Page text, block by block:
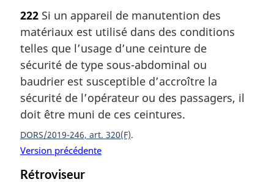
222 Si un appareil de manutention des
matériaux est utilisé dans des conditions
telles que l’usage d’une ceinture de
sécurité de type sous-abdominal ou
baudrier est susceptible d’accroître la
sécurité de l’opérateur ou des passagers, il
doit être muni de ces ceintures.
DORS/2019-246, art. 320(F)
Version précédente
Rétroviseur